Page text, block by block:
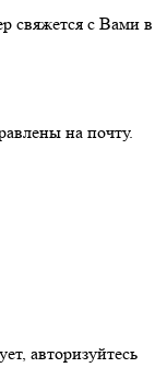
свяжется с Вами в
на почту.
авторизуйтесь